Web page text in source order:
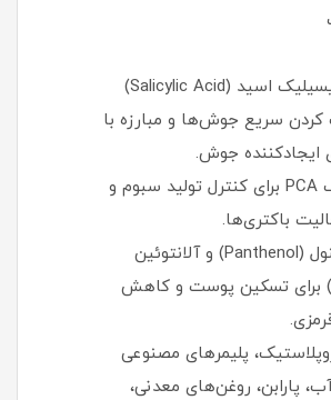
حاوی سالیسیلیک اسید (Salicylic Acid)
سریع جوش‌ها و مبارزه با
ایجادکننده جوش.
حاوی زینک PCA برای کنترل تولید سبوم و
باکتری‌ها.
حاوی پانتنول (Panthenol) و آلانتوئین
(Allantoin) برای تسکین پوست و کاهش
پلیمرهای مصنوعی
پارابن، روغن‌های معدنی،